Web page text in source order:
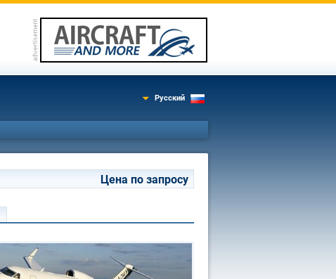
Русский
Цена по запросу